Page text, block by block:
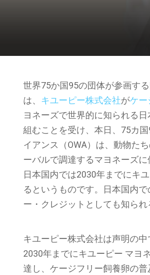
世界75か国95の団体が参画す
は、 キユーピー株式会社がケー
ヨネーズで世界的に知られる
組むことを受け、本日、75カ
イアンス（OWA）は、動物た
ーバルで調達するマヨネーズ
日本国内では2030年までにキ
るというものです。日本国内
ー・クレジットとしても知られ
キユーピー株式会社は声明の
2030年までにキユーピー マヨ
達し、ケージフリー飼養卵の